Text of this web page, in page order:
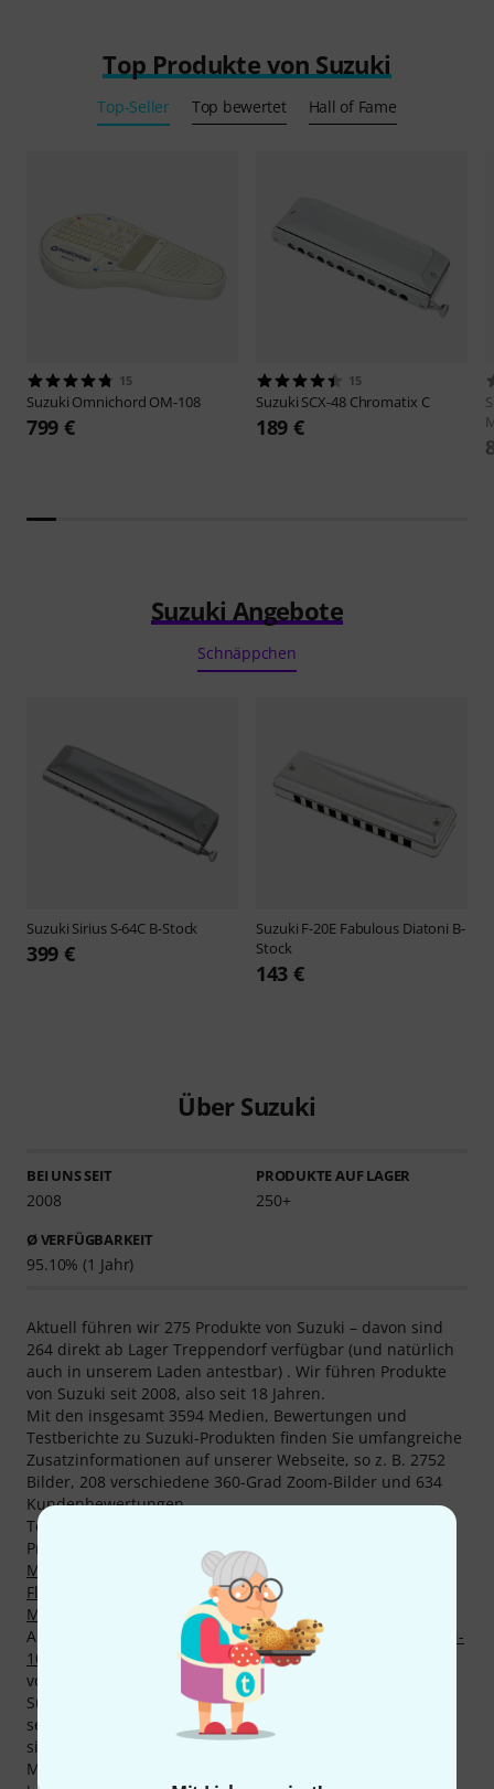
Top Produkte von Suzuki
Top-Seller Top bewertet Hall of Fame
15
Suzuki Omnichord OM-108
799 €
15
Suzuki SCX-48 Chromatix C
189 €
Suzuki Angebote
Schnäppchen
Suzuki Sirius S-64C B-Stock
399 €
Suzuki F-20E Fabulous Diatoni B-
Stock
143 €
Über Suzuki
BEI UNS SEIT
2008
PRODUKTE AUF LAGER
250+
Ø VERFÜGBARKEIT
95.10% (1 Jahr)
Aktuell führen wir 275 Produkte von Suzuki – davon sind
264 direkt ab Lager Treppendorf verfügbar (und natürlich
auch in unserem Laden antestbar) . Wir führen Produkte
von Suzuki seit 2008, also seit 18 Jahren.
Mit den insgesamt 3594 Medien, Bewertungen und
Testberichte zu Suzuki-Produkten finden Sie umfangreiche
Zusatzinformationen auf unserer Webseite, so z. B. 2752
Bilder, 208 verschiedene 360-Grad Zoom-Bilder und 634
Kundenbewertungen.
Top-Seller von Suzuki finden sich derzeit z. B. in den
Produktkategorien
Synthesizer
Mundharmonikas
Japanische Instrumente
Flöten
Asiatische TrommelnundErsatzteile für
Mundharmonika
Aktueller Top-Seller ist das ProduktSuzuki Omnichord OM-
108
. Absoluter Dauerbrenner istSuzuki M-37C Melodion
von diesem Artikel haben wir bereits über 1.000 verkauft.
Suzuki gewährt normalerweise nur 2 Jahre Garantie auf
seine Produkte, doch über die 3 Jahre Thomann Garantie
sind Sie ein Jahr zusätzlich geschützt.
Mehr Informationen zum Hersteller finden Sie auf